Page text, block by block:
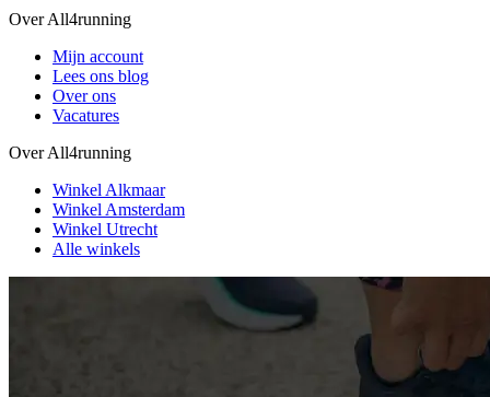
Over All4running
Mijn account
Lees ons blog
Over ons
Vacatures
Over All4running
Winkel Alkmaar
Winkel Amsterdam
Winkel Utrecht
Alle winkels